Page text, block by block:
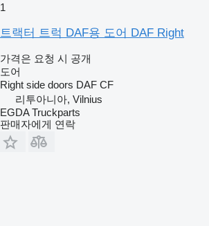
1
트랙터 트럭 DAF용 도어 DAF Right
가격은 요청 시 공개
도어
Right side doors DAF CF
리투아니아, Vilnius
EGDA Truckparts
판매자에게 연락